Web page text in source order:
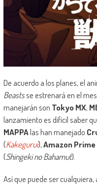
De acuerdo a los planes, el
Beastsse estrenará en el
manejarán son Tokyo MX,
lanzamiento es difícil saber
MAPPAlas han manejado
(Kakegurui),Amazon Prime
(Shingeki no Bahamut).
Así que puede ser